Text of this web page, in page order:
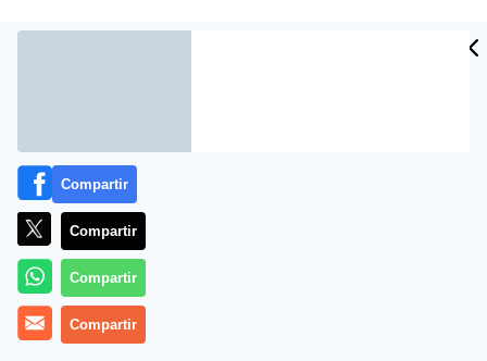
Manuela Carmena
Compartir
Compartir
Compartir
Compartir